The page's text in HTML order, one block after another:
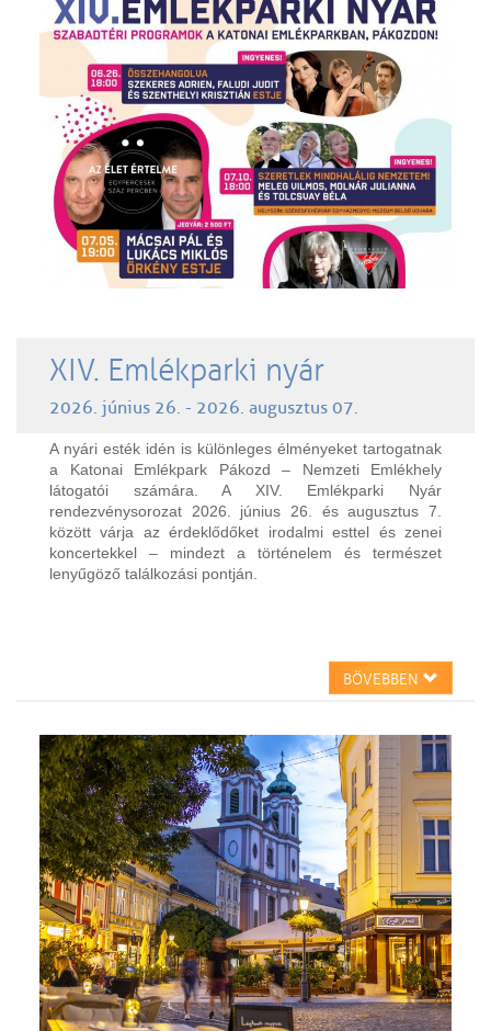
XIV. Emlékparki nyár
2026. június 26. - 2026. augusztus 07.
A nyári esték idén is különleges élményeket tartogatnak
a Katonai Emlékpark Pákozd – Nemzeti Emlékhely
látogatói számára. A XIV. Emlékparki Nyár
rendezvénysorozat 2026. június 26. és augusztus 7.
között várja az érdeklődőket irodalmi esttel és zenei
koncertekkel – mindezt a történelem és természet
lenyűgöző találkozási pontján.
BŐVEBBEN